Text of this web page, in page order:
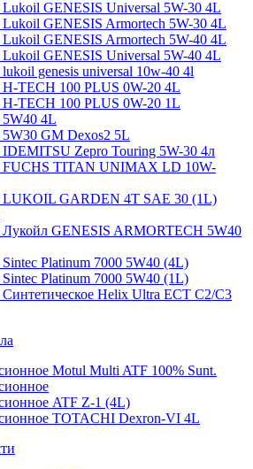
GENESIS Universal 5W-30 4L
GENESIS Armortech 5W-30 4L
GENESIS Armortech 5W-40 4L
GENESIS Universal 5W-40 4L
genesis universal 10w-40 4l
TECH 100 PLUS 0W-20 4L
TECH 100 PLUS 0W-20 1L
4L
GM Dexos2 5L
Zepro Touring 5W-30 4л
FUCHS TITAN UNIMAX LD 10W-
LUKOIL GARDEN 4Т SAE 30 (1L)
GENESIS ARMORTECH 5W40
Platinum 7000 5W40 (4L)
Platinum 7000 5W40 (1L)
Helix Ultra ECT C2/C3
Motul Multi ATF 100% Sunt.
ATF Z-1 (4L)
TOTACHI Dexron-VI 4L